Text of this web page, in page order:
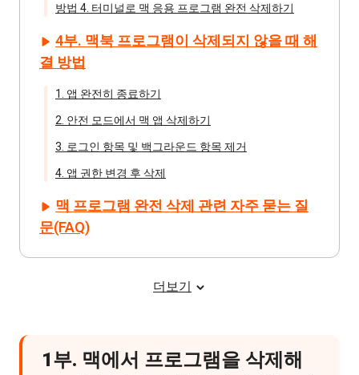
방법 4. 터미널로 맥 응용 프로그램 완전 삭제하기
4부. 맥북 프로그램이 삭제되지 않을 때 해
결 방법
1. 앱 완전히 종료하기
2. 안전 모드에서 맥 앱 삭제하기
3. 로그인 항목 및 백그라운드 항목 제거
4. 앱 권한 변경 후 삭제
맥 프로그램 완전 삭제 관련 자주 묻는 질
문(FAQ)
더보기
1부. 맥에서 프로그램을 삭제해